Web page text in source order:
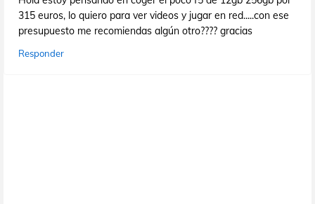
315 euros, lo quiero para ver videos y jugar en red.....con ese
presupuesto me recomiendas algún otro???? gracias
Responder